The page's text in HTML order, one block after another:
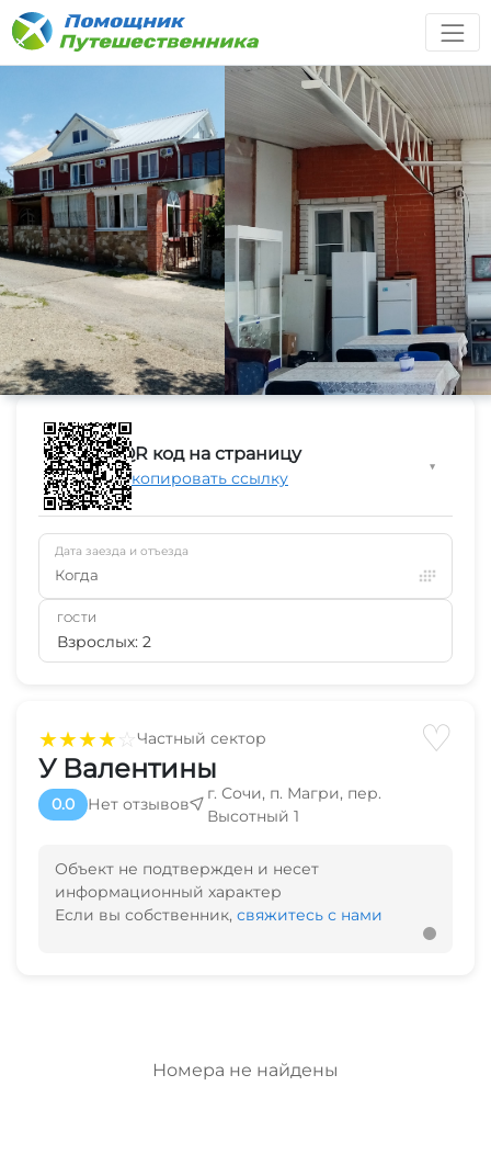
★★★★☆Частный сектор ♡
У Валентины
0.0 Нет отзывов
г. Сочи, п. Магри, пер.
Высотный 1
Объект не подтвержден и несет
информационный характер
Если вы собственник, свяжитесь с нами
Номера не найдены
QR код на страницу
Скопировать ссылку
▼
Дата заезда и отъезда
Когда
ГОСТИ
Взрослых: 2